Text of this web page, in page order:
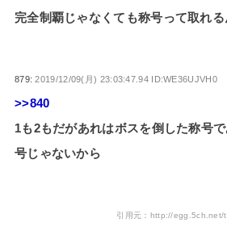
完全制覇じゃなくても称号って取れ
879:2019/12/09(月) 23:03:47.94 ID:WE36UJVH0
>>840
1も2もだがあれはボスを倒した称号
号じゃないから
引用元：http://